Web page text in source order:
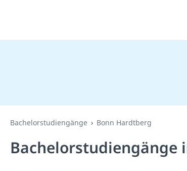
Bachelorstudiengänge Bonn Hardtberg
Bachelorstudiengänge